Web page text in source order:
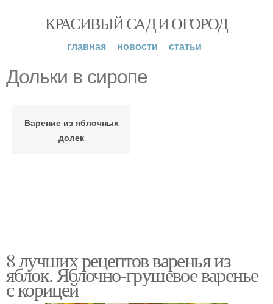
КРАСИВЫЙ САД И ОГОРОД
главная новости статьи
Дольки в сиропе
Варение из яблочных
долек
8 лучших рецептов варенья из
яблок. Яблочно-грушевое варенье
с корицей